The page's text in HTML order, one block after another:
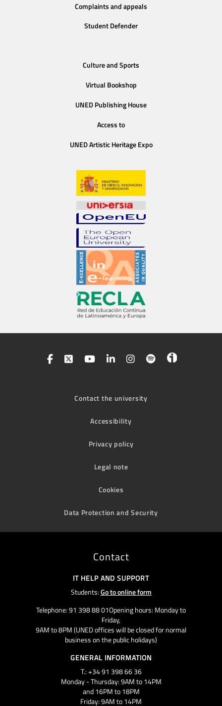
Complaints and appeals
Student Defender
Culture and Sports
Virtual Bookshop
UNED Publishing House
Access to
UNED Artistic Heritage Expo
Contact the university
Accessibility
Privacy policy
Legal note
Cookies
Data Protection and Security
Contact
IT HELP AND SUPPORT
Students:Go to online form
Telephone: 91 398 88 01Opening hours: Monday to
Friday,
9AM to 8PM (UNED offices will be closed for normal
business on the public holidays)
GENERAL INFORMATION
T.: +34 91 398 66 36
Monday - Thursday: 9AM to 14PM
and 16PM to 18PM
Friday: 9AM to 14PM